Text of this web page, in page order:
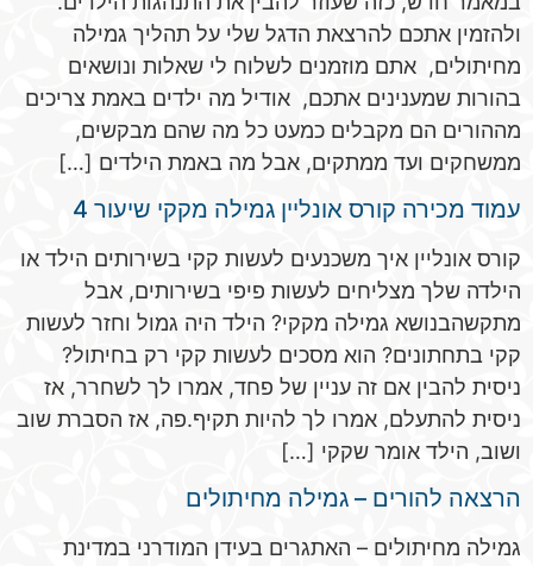
ולהזמין אתכם להרצאת הדגל שלי על תהליך גמילה
מחיתולים, אתם מוזמנים לשלוח לי שאלות ונושאים
בהורות שמענינים אתכם, אודיל מה ילדים באמת צריכים
מההורים הם מקבלים כמעט כל מה שהם מבקשים,
ממשחקים ועד ממתקים, אבל מה באמת הילדים […]
עמוד מכירה קורס אונליין גמילה מקקי שיעור 4
קורס אונליין איך משכנעים לעשות קקי בשירותים הילד או
הילדה שלך מצליחים לעשות פיפי בשירותים, אבל
מתקשהבנושא גמילה מקקי? הילד היה גמול וחזר לעשות
קקי בתחתונים? הוא מסכים לעשות קקי רק בחיתול?
ניסית להבין אם זה עניין של פחד, אמרו לך לשחרר, אז
ניסית להתעלם, אמרו לך להיות תקיף.פה, אז הסברת שוב
ושוב, הילד אומר שקקי […]
הרצאה להורים – גמילה מחיתולים
גמילה מחיתולים – האתגרים בעידן המודרני במדינת